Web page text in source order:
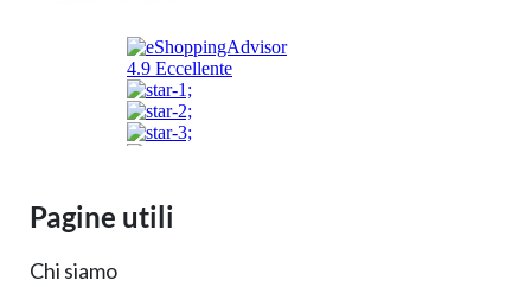
Pagine utili
Chi siamo